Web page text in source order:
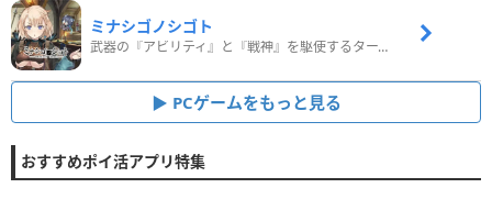
ミナシゴノシゴト
武器の『アビリティ』と『戦神』を駆使するターン制コマンドバトルRPG！
PCゲームをもっと見る
おすすめポイ活アプリ特集